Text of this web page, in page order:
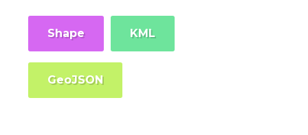
Shape KML
GeoJSON